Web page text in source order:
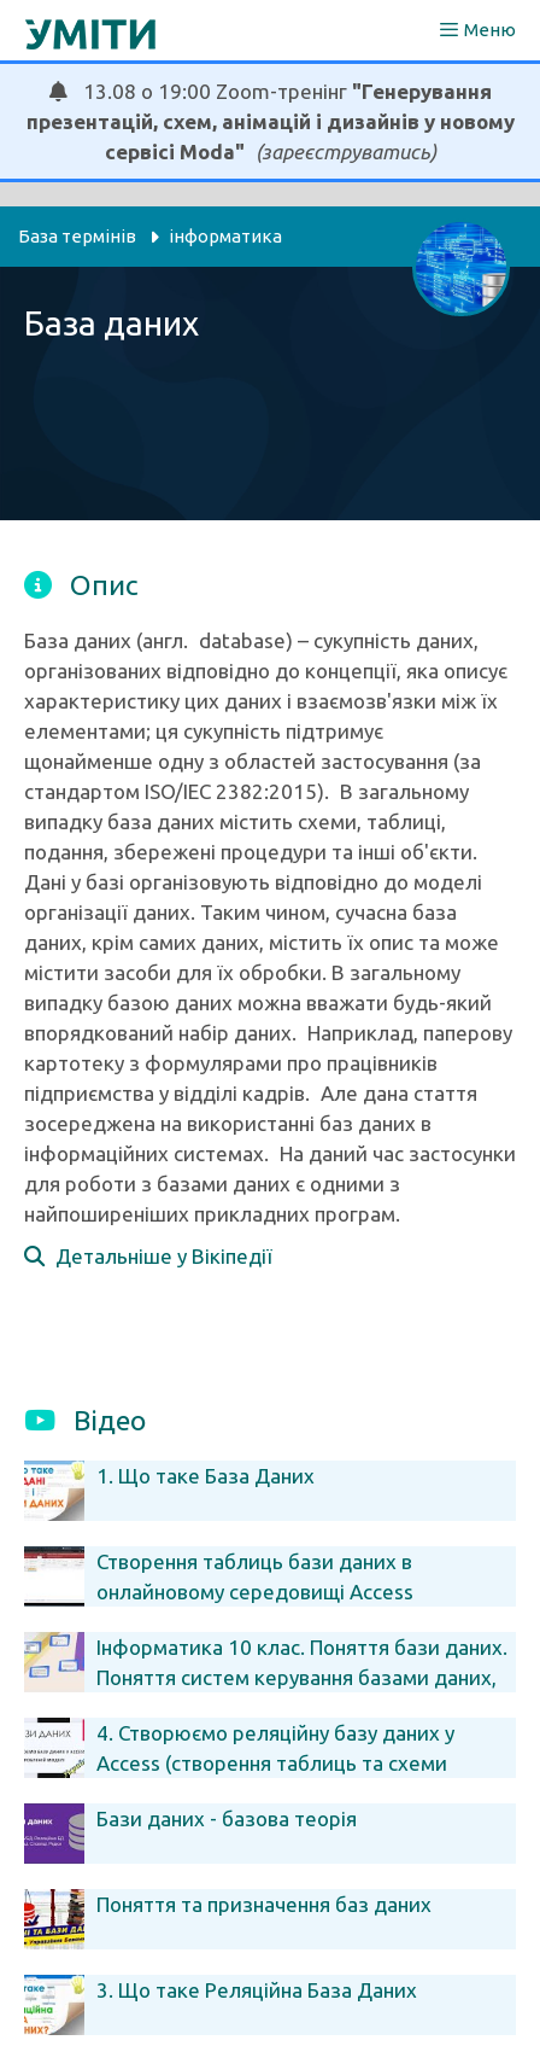
Перейти
Меню
13.08 о 19:00 Zoom-тренінг "Генерування
презентацій, схем, анімацій і дизайнів у новому
сервісі Moda"
(зареєструватись)
База термінів інформатика
База даних
Опис
База даних (англ. database) – сукупність даних,
організованих відповідно до концепції, яка описує
характеристику цих даних і взаємозв'язки між їх
елементами; ця сукупність підтримує
щонайменше одну з областей застосування (за
стандартом ISO/IEC 2382:2015). В загальному
випадку база даних містить схеми, таблиці,
подання, збережені процедури та інші об'єкти.
Дані у базі організовують відповідно до моделі
організації даних. Таким чином, сучасна база
даних, крім самих даних, містить їх опис та може
містити засоби для їх обробки. В загальному
випадку базою даних можна вважати будь-який
впорядкований набір даних. Наприклад, паперову
картотеку з формулярами про працівників
підприємства у відділі кадрів. Але дана стаття
зосереджена на використанні баз даних в
інформаційних системах. На даний час застосунки
для роботи з базами даних є одними з
найпоширеніших прикладних програм.
Детальніше у Вікіпедії
Відео
1. Що таке База Даних
Створення таблиць бази даних в
онлайновому середовищі Access
Iнформатика 10 клас. Поняття бази даних.
Поняття систем керування базами даних,
4. Створюємо реляційну базу даних у
Access (створення таблиць та схеми
Бази даних - базова теорія
Поняття та призначення баз даних
3. Що таке Реляційна База Даних